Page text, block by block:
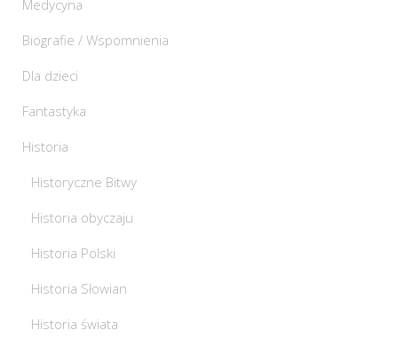
Medycyna
Biografie / Wspomnienia
Dla dzieci
Fantastyka
Historia
Historyczne Bitwy
Historia obyczaju
Historia Polski
Historia Słowian
Historia świata